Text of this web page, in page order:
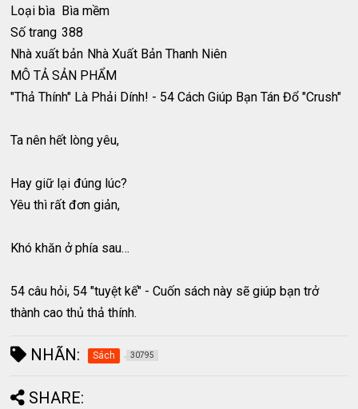
Loại bìa Bìa mềm
Số trang 388
Nhà xuất bản Nhà Xuất Bản Thanh Niên
MÔ TẢ SẢN PHẨM
"Thả Thính" Là Phải Dính! - 54 Cách Giúp Bạn Tán Đổ "Crush"
Ta nên hết lòng yêu,
Hay giữ lại đúng lúc?
Yêu thì rất đơn giản,
Khó khăn ở phía sau…
54 câu hỏi, 54 "tuyệt kế" - Cuốn sách này sẽ giúp bạn trở
thành cao thủ thả thính.
NHÃN: Sách 30795
SHARE: